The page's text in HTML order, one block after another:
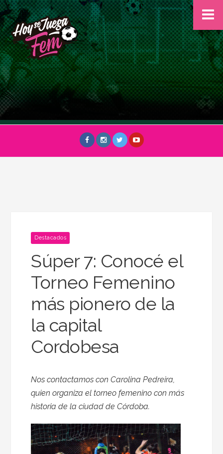
Destacados
Súper 7: Conocé el
Torneo Femenino
más pionero de la
la capital
Cordobesa
Nos contactamos con Carolina Pedreira,
quien organiza el torneo femenino con más
historia de la ciudad de Córdoba.